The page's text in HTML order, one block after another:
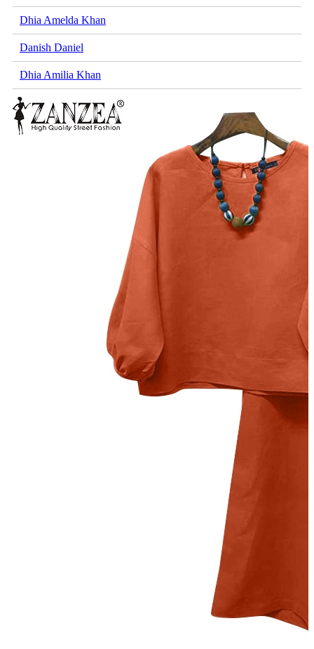
Dhia Amelda Khan
Danish Daniel
Dhia Amilia Khan